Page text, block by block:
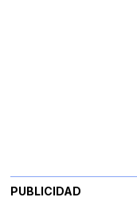
PUBLICIDAD